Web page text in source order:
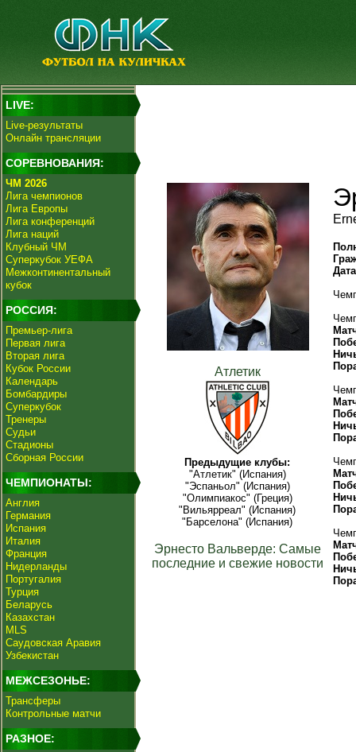
LIVE:
Live-результаты
Онлайн трансляции
СОРЕВНОВАНИЯ:
ЧМ 2026
Лига чемпионов
Лига Европы
Лига конференций
Лига наций
Клубный ЧМ
Суперкубок УЕФА
Межконтинентальный
кубок
РОССИЯ:
Премьер-лига
Первая лига
Вторая лига
Кубок России
Календарь
Бомбардиры
Суперкубок
Тренеры
Судьи
Стадионы
Сборная России
ЧЕМПИОНАТЫ:
Англия
Германия
Испания
Италия
Франция
Нидерланды
Португалия
Турция
Беларусь
Казахстан
MLS
Саудовская Аравия
Узбекистан
МЕЖСЕЗОНЬЕ:
Трансферы
Контрольные матчи
РАЗНОЕ:
Атлетик
Предыдущие клубы:
"Атлетик" (Испания)
"Эспаньол" (Испания)
"Олимпиакос" (Греция)
"Вильярреал" (Испания)
"Барселона" (Испания)
Эрнесто Вальверде: Самые
последние и свежие новости